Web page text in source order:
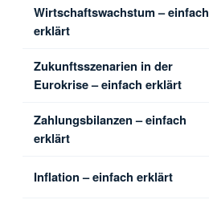
Wirtschaftswachstum – einfach
erklärt
Zukunftsszenarien in der
Eurokrise – einfach erklärt
Zahlungsbilanzen – einfach
erklärt
Inflation – einfach erklärt